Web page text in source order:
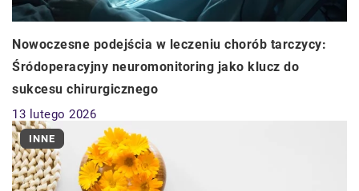
Nowoczesne podejścia w leczeniu chorób tarczycy:
Śródoperacyjny neuromonitoring jako klucz do
sukcesu chirurgicznego
13 lutego 2026
INNE